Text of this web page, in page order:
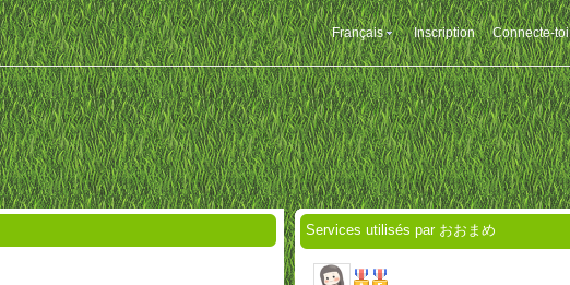
Français Inscription Connecte-toi
Services utilisés par おおまめ